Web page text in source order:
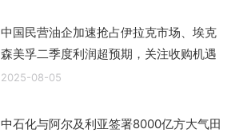
中国民营油企加速抢占伊拉克市场、埃克
森美孚二季度利润超预期，关注收购机遇
2025-08-05
中石化与阿尔及利亚签署8000亿方大气田